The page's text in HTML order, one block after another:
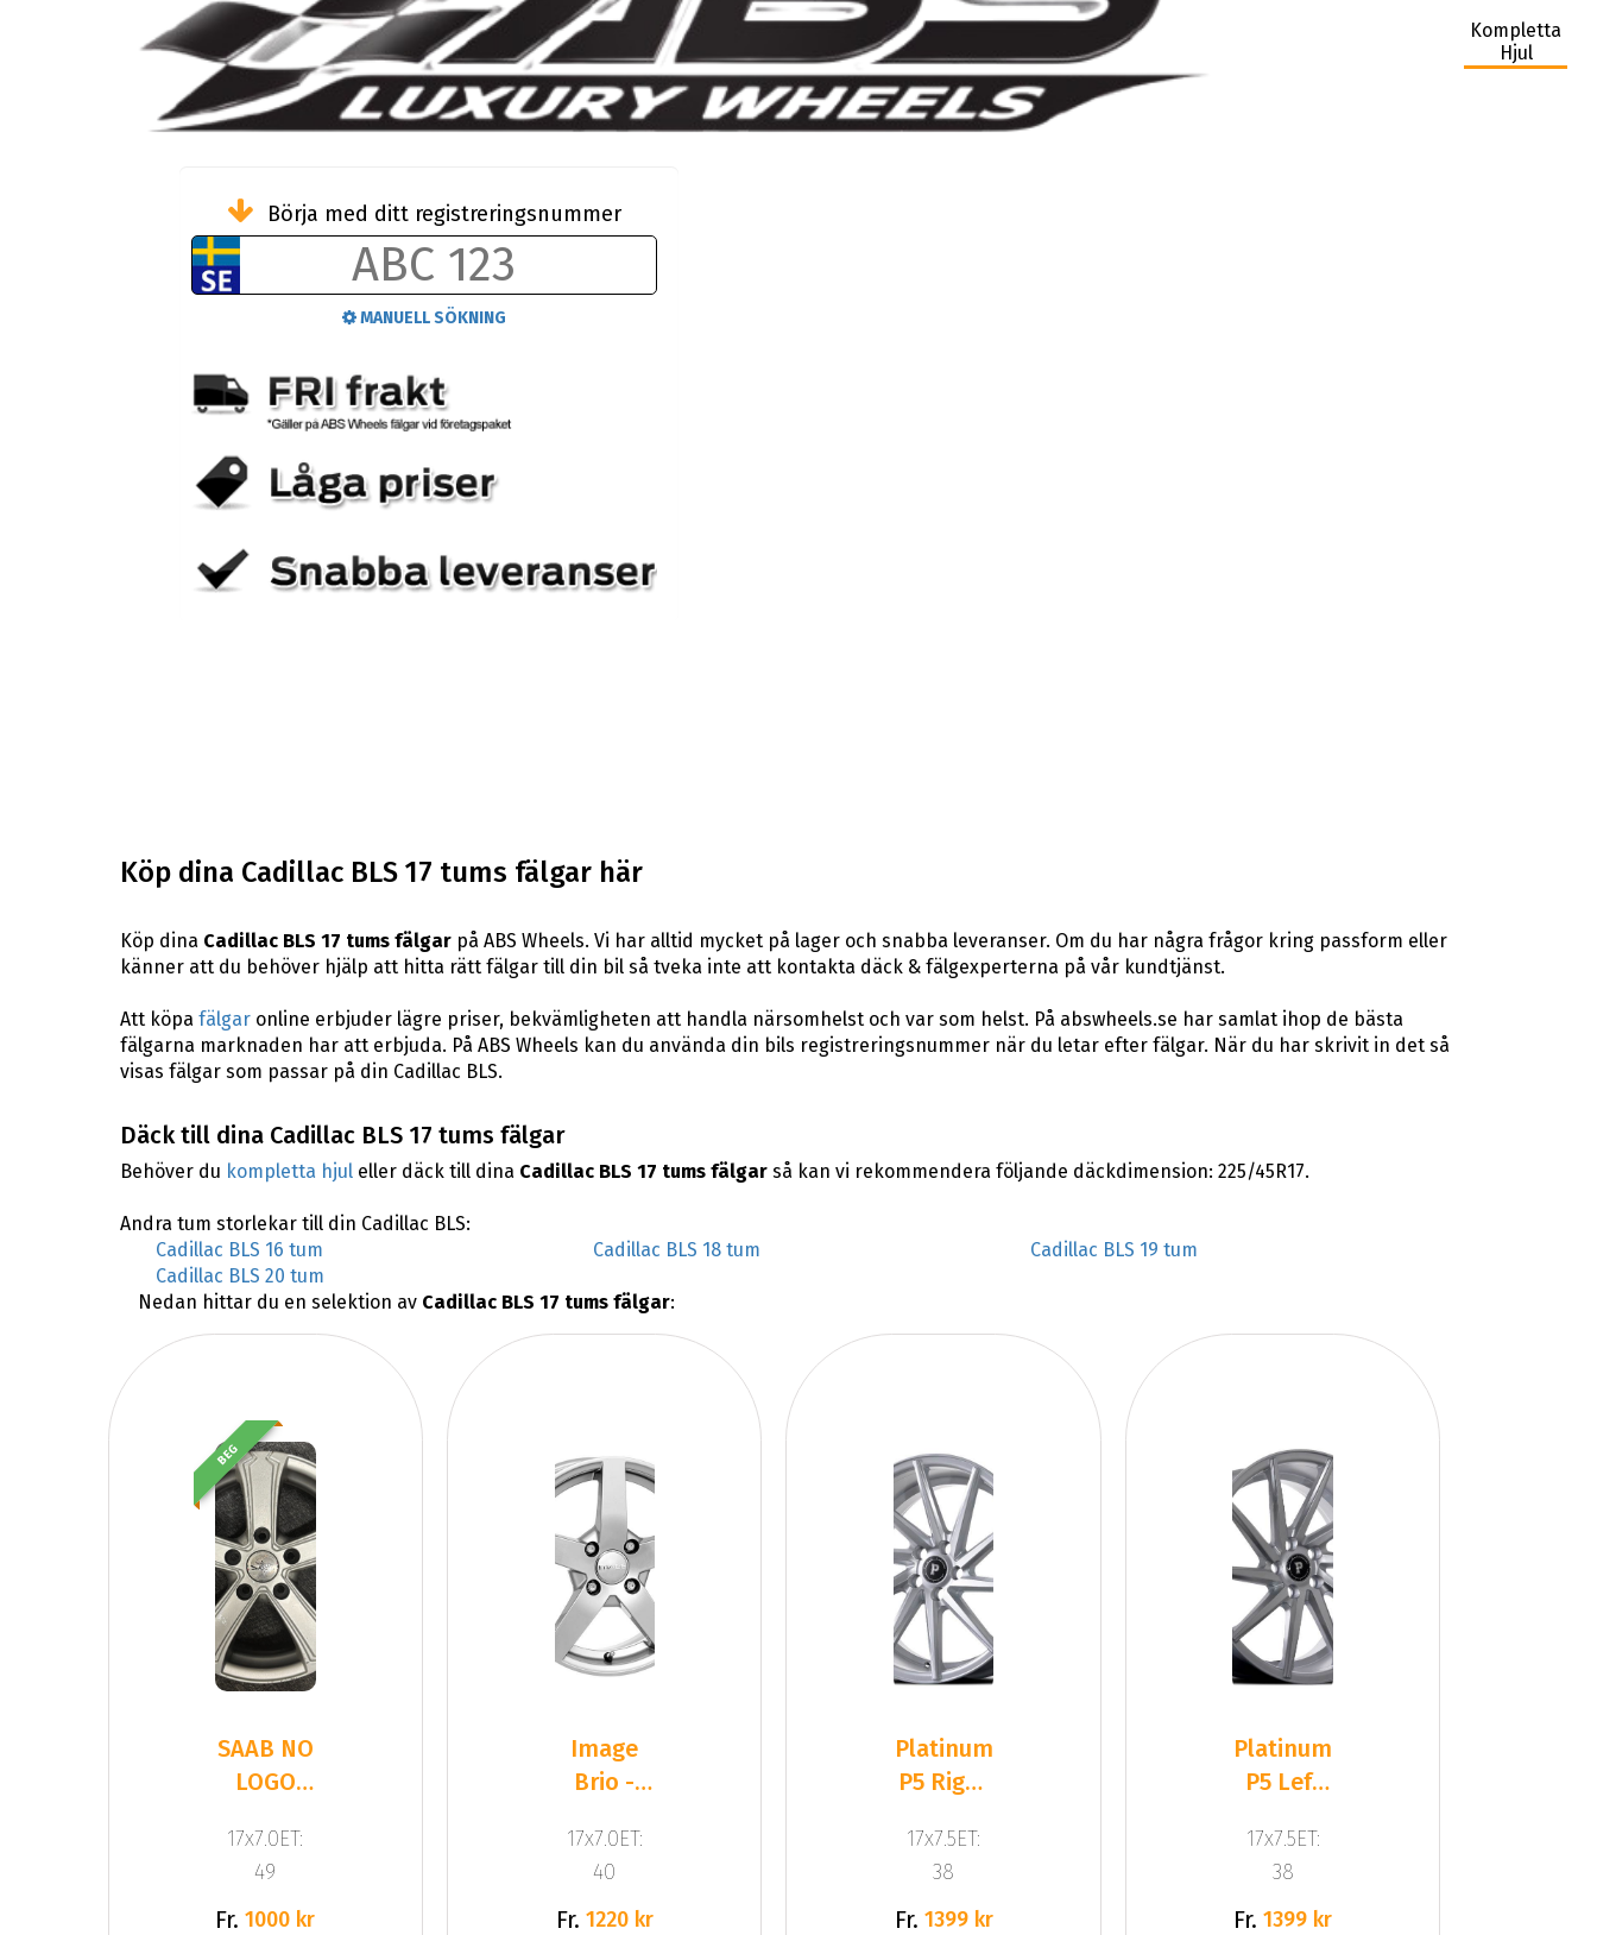
Kompletta
Hjul
Börja med ditt registreringsnummer
MANUELL SÖKNING
Köp dina Cadillac BLS 17 tums fälgar här
Köp dina Cadillac BLS 17 tums fälgarpå ABS Wheels. Vi har alltid mycket på lager och snabba leveranser. Om du har några frågor kring passform eller
känner att du behöver hjälp att hitta rätt fälgar till din bil så tveka inte att kontakta däck & fälgexperterna på vår kundtjänst.
Att köpa fälgaronline erbjuder lägre priser, bekvämligheten att handla närsomhelst och var som helst. På abswheels.se har samlat ihop de bästa
fälgarna marknaden har att erbjuda. På ABS Wheels kan du använda din bils registreringsnummer när du letar efter fälgar. När du har skrivit in det så
visas fälgar som passar på din Cadillac BLS.
Däck till dina Cadillac BLS 17 tums fälgar
Behöver du kompletta hjuleller däck till dina Cadillac BLS 17 tums fälgarså kan vi rekommendera följande däckdimension: 225/45R17.
Andra tum storlekar till din Cadillac BLS:
Cadillac BLS 16 tum
Cadillac BLS 18 tum
Cadillac BLS 19 tum
Cadillac BLS 20 tum
Nedan hittar du en selektion av Cadillac BLS 17 tums fälgar:
BEG
SAAB NO
LOGO
FÄLG -
BEG
17x7.0ET:
49
Fr. 1000 kr
Image
Brio -
17x7.0ET:
40
Fr. 1220 kr
Platinum
P5 Right
Silver
17x7.5ET:
38
Fr. 1399 kr
Platinum
P5 Left
Silver
17x7.5ET:
38
Fr. 1399 kr